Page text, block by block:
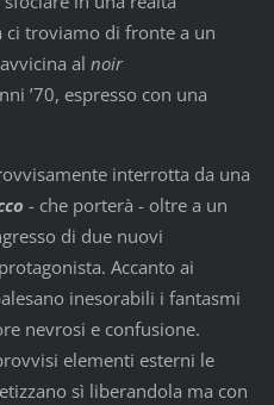
troviamo di fronte a un
al noir
’70, espresso con una
interrotta da una
- che porterà - oltre a un
di due nuovi
Accanto ai
inesorabili i fantasmi
nevrosi e confusione.
elementi esterni le
sì liberandola ma con